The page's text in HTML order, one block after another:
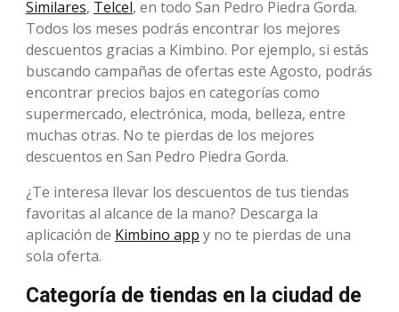
Similares, Telcel, en todo San Pedro Piedra Gorda.
Todos los meses podrás encontrar los mejores
descuentos gracias a Kimbino. Por ejemplo, si estás
buscando campañas de ofertas este Agosto, podrás
encontrar precios bajos en categorías como
supermercado, electrónica, moda, belleza, entre
muchas otras. No te pierdas de los mejores
descuentos en San Pedro Piedra Gorda.
¿Te interesa llevar los descuentos de tus tiendas
favoritas al alcance de la mano? Descarga la
aplicación de Kimbino app y no te pierdas de una
sola oferta.
Categoría de tiendas en la ciudad de